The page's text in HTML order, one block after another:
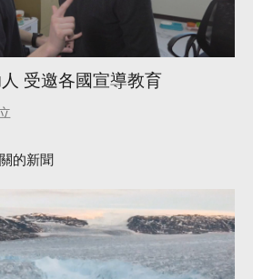
受邀各國宣導教育
的新聞